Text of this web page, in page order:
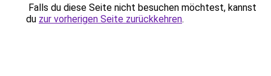
Falls du diese Seite nicht besuchen möchtest, kannst
du zur vorherigen Seite zurückkehren.